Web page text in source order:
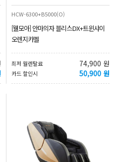
HCW-6300+B5000(O)
[웰모아] 안마의자 블리스DX+트윈샤이
오렌지카멜
최저 월렌탈료 74,900 원
카드 할인시 50,900 원